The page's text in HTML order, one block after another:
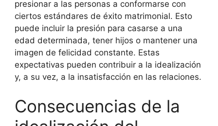
presionar a las personas a conformarse con
ciertos estándares de éxito matrimonial. Esto
puede incluir la presión para casarse a una
edad determinada, tener hijos o mantener una
imagen de felicidad constante. Estas
expectativas pueden contribuir a la idealización
y, a su vez, a la insatisfacción en las relaciones.
Consecuencias de la